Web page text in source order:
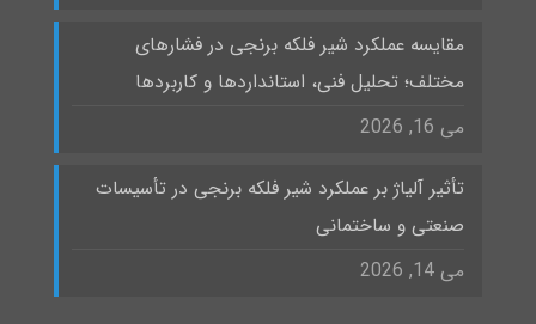
مقایسه عملکرد شیر فلکه برنجی در فشارهای
مختلف؛ تحلیل فنی، استانداردها و کاربردها
می 16, 2026
تأثیر آلیاژ بر عملکرد شیر فلکه برنجی در تأسیسات
صنعتی و ساختمانی
می 14, 2026